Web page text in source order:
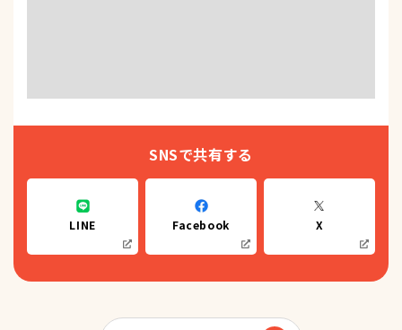
SNSで共有する
LINE Facebook X